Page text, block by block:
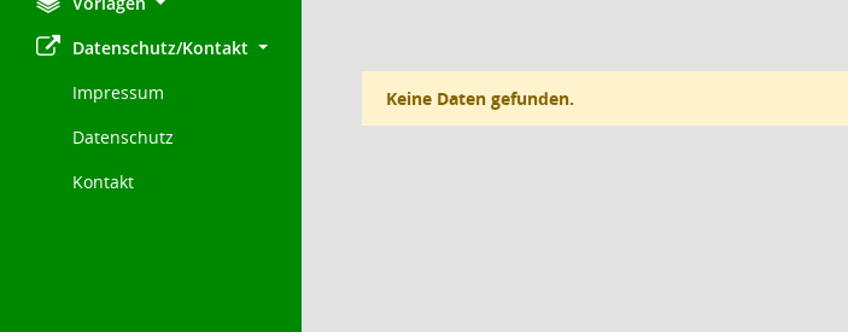
Datenschutz/Kontakt
Impressum
Datenschutz
Kontakt
Keine Daten gefunden.